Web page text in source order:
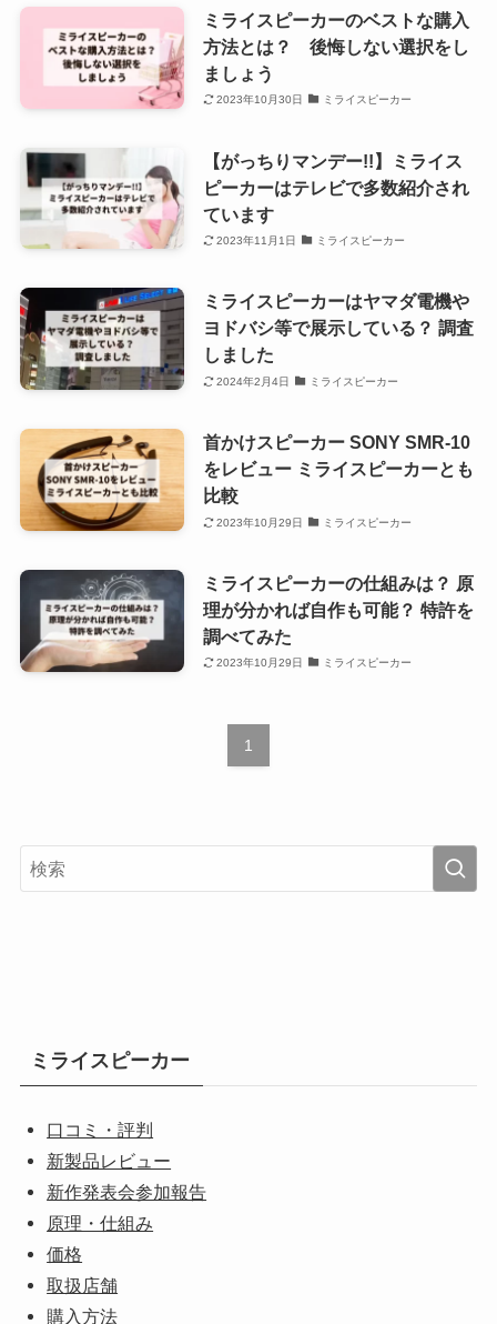
ミライスピーカーのベストな購入
方法とは？ 後悔しない選択をし
ましょう
2023年10月30日 ミライスピーカー
【がっちりマンデー!!】ミライス
ピーカーはテレビで多数紹介され
ています
2023年11月1日 ミライスピーカー
ミライスピーカーはヤマダ電機や
ヨドバシ等で展示している？ 調査
しました
2024年2月4日 ミライスピーカー
首かけスピーカー SONY SMR-10
をレビュー ミライスピーカーとも
比較
2023年10月29日 ミライスピーカー
ミライスピーカーの仕組みは？ 原
理が分かれば自作も可能？ 特許を
調べてみた
2023年10月29日 ミライスピーカー
1
ミライスピーカー
口コミ・評判
新製品レビュー
新作発表会参加報告
原理・仕組み
価格
取扱店舗
購入方法